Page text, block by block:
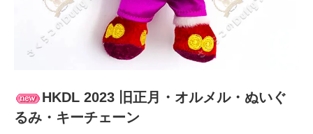
HKDL 2023 旧正月・オルメル・ぬいぐ
るみ・キーチェーン